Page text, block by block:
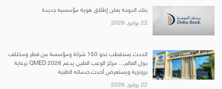
بنك الدوحة يعلن إطلاق هوية مؤسسية جديدة
22 يوليو, 2026
الحدث يستقطب نحو 150 شركة ومؤسسة من قطر ومختلف
دول العالم… مركز الوعب الطبي يدعم QMED 2026 برعاية
برونزية ويستعرض أحدث خدماته الطبية
22 يوليو, 2026